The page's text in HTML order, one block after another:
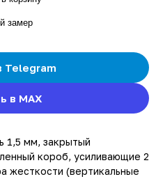
замер
Telegram
в MAX
1,5 мм, закрытый
короб, усиливающие 2
жесткости (вертикальные